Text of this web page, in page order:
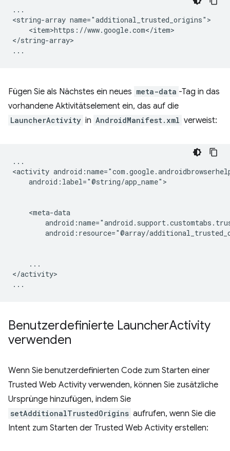
...
<string-array
<item>https://www.google.com</item>
</string-array>
Fügen Sie als Nächstes ein neues meta-data -Tag in das
vorhandene Aktivitätselement ein, das auf die
LauncherActivity in AndroidManifest.xml verweist:
...
<activity
android:label="@string/app_name">
android:resource="@array/
...
</activity>
Benutzerdefinierte LauncherActivity
verwenden
Wenn Sie benutzerdefinierten Code zum Starten einer
Trusted Web Activity verwenden, können Sie zusätzliche
Ursprünge hinzufügen, indem Sie
setAdditionalTrustedOrigins aufrufen, wenn Sie die
Intent zum Starten der Trusted Web Activity erstellen: